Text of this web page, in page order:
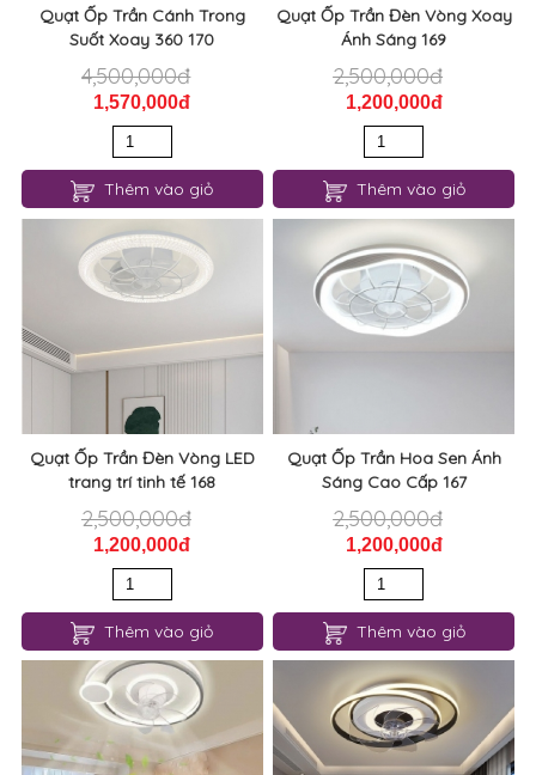
Quạt Ốp Trần Cánh Trong
Suốt Xoay 360 170
4,500,000đ
1,570,000đ
Thêm vào giỏ
Quạt Ốp Trần Đèn Vòng Xoay
Ánh Sáng 169
2,500,000đ
1,200,000đ
Thêm vào giỏ
Quạt Ốp Trần Đèn Vòng LED
trang trí tinh tế 168
2,500,000đ
1,200,000đ
Thêm vào giỏ
Quạt Ốp Trần Hoa Sen Ánh
Sáng Cao Cấp 167
2,500,000đ
1,200,000đ
Thêm vào giỏ